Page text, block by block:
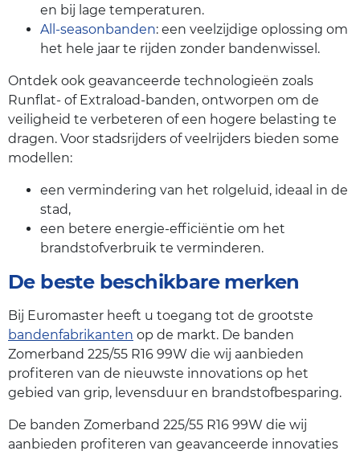
en bij lage temperaturen.
All-seasonbanden: een veelzijdige oplossing om
het hele jaar te rijden zonder bandenwissel.
Ontdek ook geavanceerde technologieën zoals
Runflat- of Extraload-banden, ontworpen om de
veiligheid te verbeteren of een hogere belasting te
dragen. Voor stadsrijders of veelrijders bieden some
modellen:
een vermindering van het rolgeluid, ideaal in de
stad,
een betere energie-efficiëntie om het
brandstofverbruik te verminderen.
De beste beschikbare merken
Bij Euromaster heeft u toegang tot de grootste
bandenfabrikanten op de markt. De banden
Zomerband 225/55 R16 99W die wij aanbieden
profiteren van de nieuwste innovations op het
gebied van grip, levensduur en brandstofbesparing.
De banden Zomerband 225/55 R16 99W die wij
aanbieden profiteren van geavanceerde innovaties